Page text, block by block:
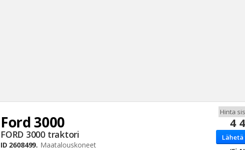
4
Ford 3000
FORD 3000 traktori
ID 2608499. Maatalouskoneet